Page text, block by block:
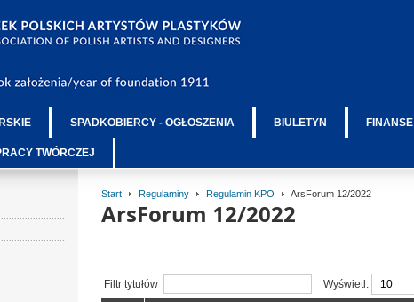
SPADKOBIERCY - OGŁOSZENIA BIULETYN FINANSE
TWÓRCZEJ
Start Regulaminy Regulamin KPO ArsForum 12/2022
ArsForum 12/2022
Filtr tytułów
Wyświetl: